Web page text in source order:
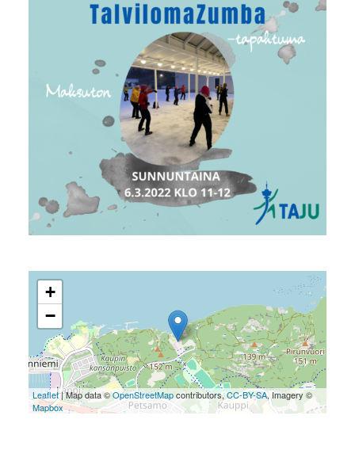
+
−
Leaflet| Map data ©OpenStreetMapcontributors,CC-BY-SA, Imagery ©
Mapbox